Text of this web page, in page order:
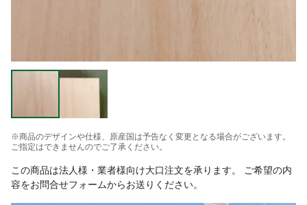
※商品のデザインや仕様、原産国は予告なく変更となる場合がございます。
ご指定はできませんのでご了承ください。
この商品は法人様・業者様向け大口注文を承ります。 ご希望の内
容をお問合せフォームからお送りください。